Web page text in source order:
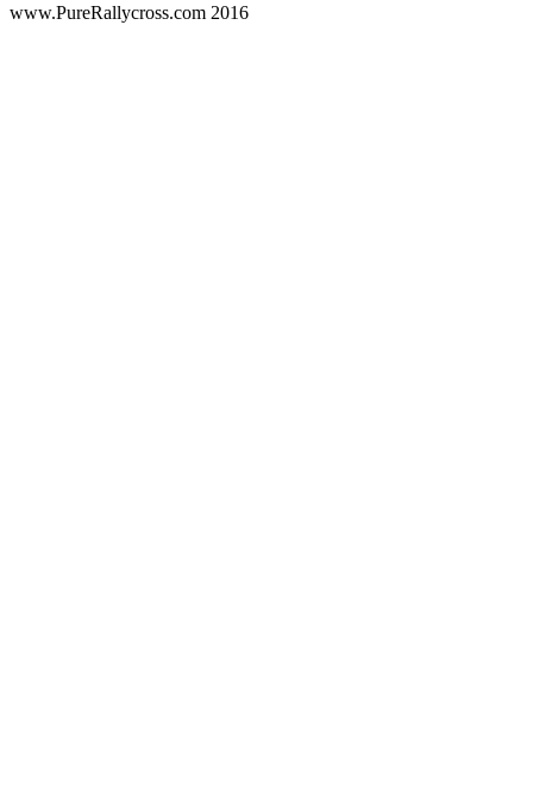
www.PureRallycross.com 2016